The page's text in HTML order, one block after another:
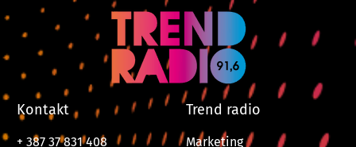
Kontakt
+ 387 37 831 408
Trend radio
Marketing